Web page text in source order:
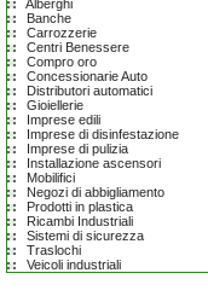
Alberghi
Banche
Carrozzerie
Centri Benessere
Compro oro
Concessionarie Auto
Distributori automatici
Gioiellerie
Imprese edili
Imprese di disinfestazione
Imprese di pulizia
Installazione ascensori
Mobilifici
Negozi di abbigliamento
Prodotti in plastica
Ricambi Industriali
Sistemi di sicurezza
Traslochi
Veicoli industriali